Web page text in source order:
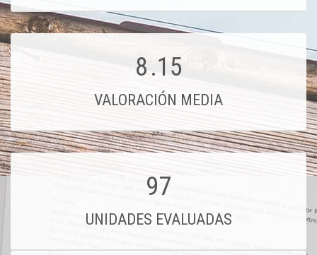
8.15
VALORACIÓN MEDIA
97
UNIDADES EVALUADAS